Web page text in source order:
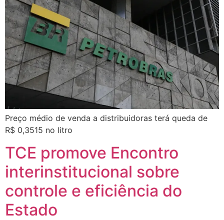
Preço médio de venda a distribuidoras terá queda de
R$ 0,3515 no litro
TCE promove Encontro
interinstitucional sobre
controle e eficiência do
Estado